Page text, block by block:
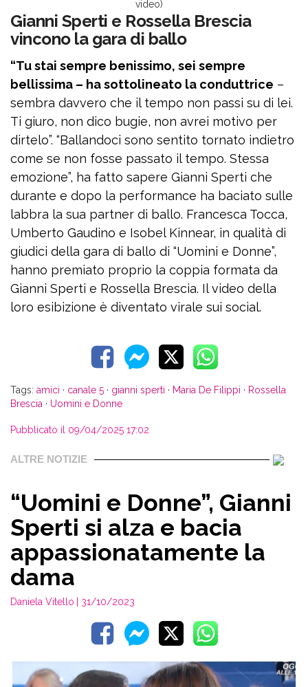
video)
Gianni Sperti e Rossella Brescia
vincono la gara di ballo
“Tu stai sempre benissimo, sei sempre
bellissima – ha sottolineato la conduttrice –
sembra davvero che il tempo non passi su di lei.
Ti giuro, non dico bugie, non avrei motivo per
dirtelo”. “Ballandoci sono sentito tornato indietro
come se non fosse passato il tempo. Stessa
emozione”, ha fatto sapere Gianni Sperti che
durante e dopo la performance ha baciato sulle
labbra la sua partner di ballo. Francesca Tocca,
Umberto Gaudino e Isobel Kinnear, in qualità di
giudici della gara di ballo di “Uomini e Donne”,
hanno premiato proprio la coppia formata da
Gianni Sperti e Rossella Brescia. Il video della
loro esibizione è diventato virale sui social.
Tags: amici · canale 5 · gianni sperti · Maria De Filippi · Rossella
Brescia · Uomini e Donne
Pubblicato il 09/04/2025 17:02
ALTRE NOTIZIE
“Uomini e Donne”, Gianni
Sperti si alza e bacia
appassionatamente la
dama
Daniela Vitello | 31/10/2023